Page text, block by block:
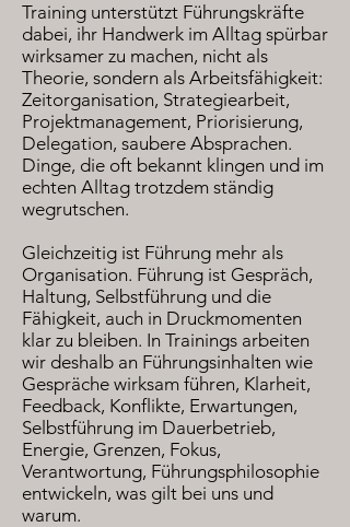
Training unterstützt Führungskräfte
dabei, ihr Handwerk im Alltag spürbar
wirksamer zu machen, nicht als
Theorie, sondern als Arbeitsfähigkeit:
Zeitorganisation, Strategiearbeit,
Projektmanagement, Priorisierung,
Delegation, saubere Absprachen.
Dinge, die oft bekannt klingen und im
echten Alltag trotzdem ständig
wegrutschen.
Gleichzeitig ist Führung mehr als
Organisation. Führung ist Gespräch,
Haltung, Selbstführung und die
Fähigkeit, auch in Druckmomenten
klar zu bleiben. In Trainings arbeiten
wir deshalb an Führungsinhalten wie
Gespräche wirksam führen, Klarheit,
Feedback, Konflikte, Erwartungen,
Selbstführung im Dauerbetrieb,
Energie, Grenzen, Fokus,
Verantwortung, Führungsphilosophie
entwickeln, was gilt bei uns und
warum.